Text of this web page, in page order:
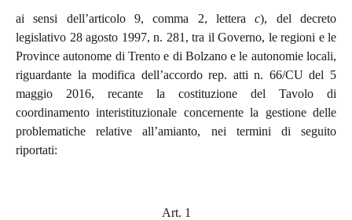
ai sensi dell’articolo 9, comma 2, letterac), del decreto
legislativo 28 agosto 1997, n. 281, tra il Governo, le regioni e le
Province autonome di Trento e di Bolzano e le autonomie locali,
riguardante la modifica dell’accordo rep. atti n. 66/CU del 5
maggio 2016, recante la costituzione del Tavolo di
coordinamento interistituzionale concernente la gestione delle
problematiche relative all’amianto, nei termini di seguito
riportati:
Art. 1